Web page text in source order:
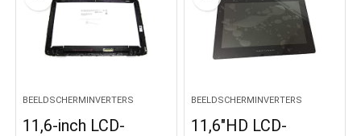
BEELDSCHERMINVERTERS
11,6-inch LCD-
BEELDSCHERMINVERTERS
11,6″HD LCD-